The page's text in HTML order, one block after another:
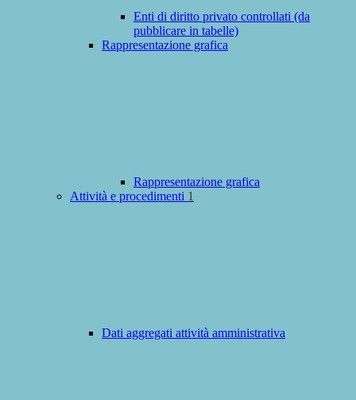
Enti di diritto privato controllati (da
pubblicare in tabelle)
Rappresentazione grafica
Rappresentazione grafica
Attività e procedimenti 1
Dati aggregati attività amministrativa